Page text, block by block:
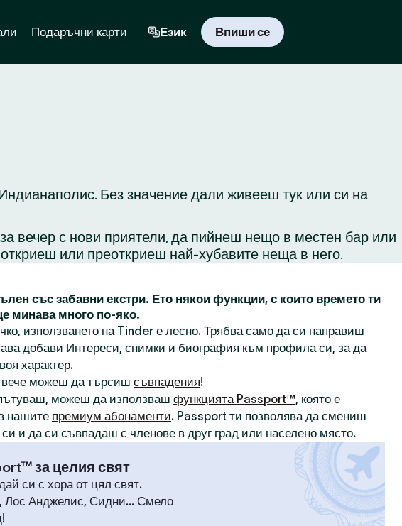
Подаръчни карти Език Впиши се
Без значение дали живееш тук или си на
вечер с нови приятели, да пийнеш нещо в местен бар или
или преоткриеш най-хубавите неща в него.
със забавни екстри. Ето някои функции, с които времето ти
минава много по-яко.
използването на Tinder е лесно. Трябва само да си направиш
добави Интереси, снимки и биография към профила си, за да
характер.
можеш да търсиш съвпадения!
можеш да използваш функцията Passport™, която е
нашите премиум абонаменти. Passport ти позволява да смениш
и да си съвпадаш с членове в друг град или населено място.
за целия свят
си с хора от цял свят.
Лос Анджелис, Сидни... Смело